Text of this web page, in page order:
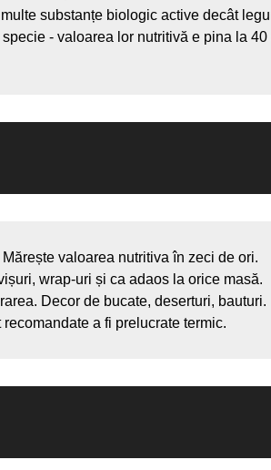
substanțe biologic active decât
- valoarea lor nutritivă e pina la 40
valoarea nutritiva în zeci de ori.
wrap-uri și ca adaos la orice masă.
Decor de bucate, deserturi, bauturi.
a fi prelucrate termic.